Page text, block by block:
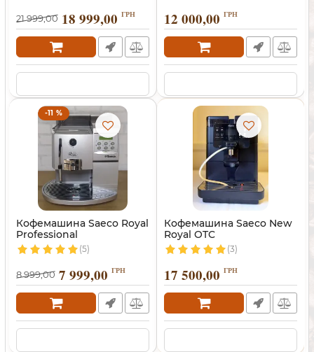
21 999,00 18 999,00 ГРН 12 000,00 ГРН
-11 %
Кофемашина Saeco Royal
Professional
(5)
8 999,00 7 999,00 ГРН
Кофемашина Saeco New
Royal OTC
(3)
17 500,00 ГРН